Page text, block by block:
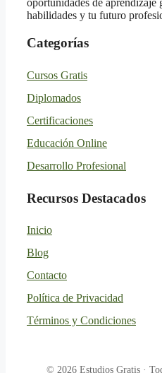
oportunidades de aprendizaje
habilidades y tu futuro
Categorías
Cursos Gratis
Diplomados
Certificaciones
Educación Online
Desarrollo Profesional
Recursos Destacados
Inicio
Blog
Contacto
Política de Privacidad
Términos y Condiciones